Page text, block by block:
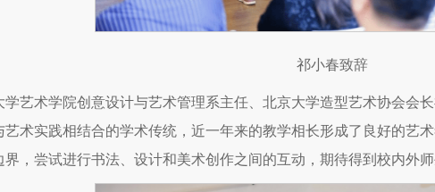
祁小春致辞
学艺术学院创意设计与艺术管理系主任、北京大学造型艺术协会会
艺术实践相结合的学术传统，近一年来的教学相长形成了良好的艺
界，尝试进行书法、设计和美术创作之间的互动，期待得到校内外师